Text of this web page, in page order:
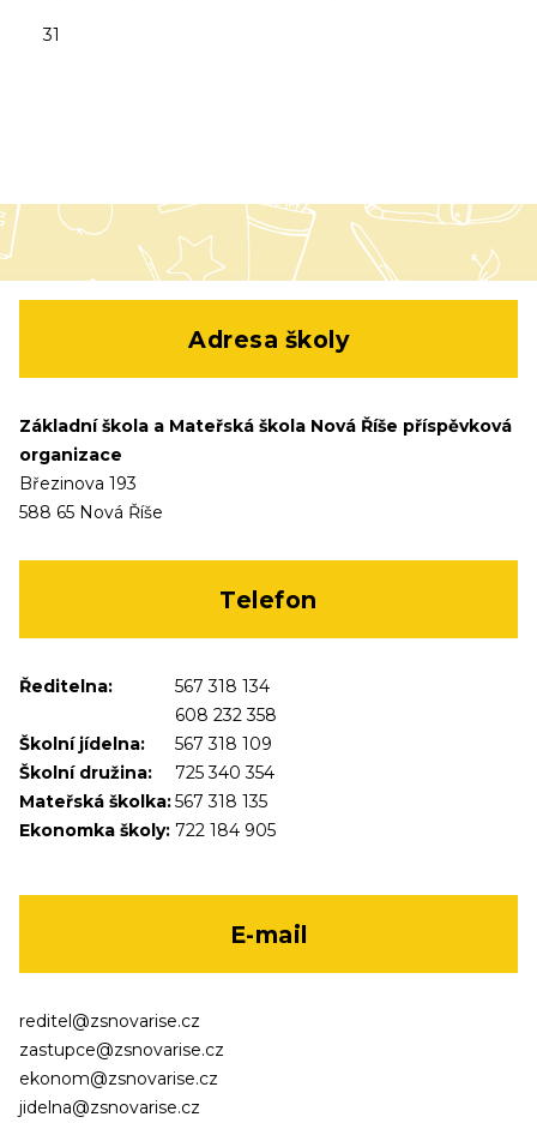
31
Adresa školy
Základní škola a Mateřská škola Nová Říše příspěvková
organizace
Březinova 193
588 65 Nová Říše
Telefon
Ředitelna:
567 318 134
608 232 358
Školní jídelna:
567 318 109
Školní družina:
725 340 354
Mateřská školka:567 318 135
Ekonomka školy: 722 184 905
E-mail
reditel@zsnovarise.cz
zastupce@zsnovarise.cz
ekonom@zsnovarise.cz
jidelna@zsnovarise.cz